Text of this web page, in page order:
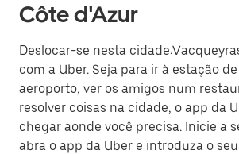
Côte d'Azur
Deslocar-se nesta
com a Uber. Seja para ir à estação
aeroporto, ver os amigos num
resolver coisas na cidade, o app da
chegar aonde você precisa. Inicie a
abra o app da Uber e introduza o